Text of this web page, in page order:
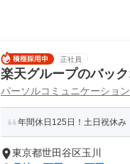
正社員
楽天グループのバッ
パーソルコミュニケーショ
年間休日125日！土日祝休み
東京都世田谷区玉川